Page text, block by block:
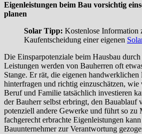
Eigenleistungen beim Bau vorsichtig
planen
Solar Tipp: Kostenlose Information
Kaufentscheidung einer eigenen
Die Einsparpotenziale beim Hausbau durch
Leistungen werden von Bauherren oft
Stange. Er rät, die eigenen
hinterfragen und richtig einzuschätzen, wie
Beruf und Familie tatsächlich investieren
der Bauherr selbst erbringt, den Bauablauf
potenziell andere Gewerke und führt so zu
fachgerecht erbrachte Eigenleistungen
Bauunternehmer zur Verantwortung